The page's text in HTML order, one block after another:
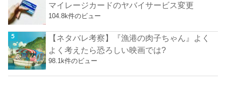
マイレージカードのヤバイサービス変更
104.8k件のビュー
【ネタバレ考察】『漁港の肉子ちゃん』よく
よく考えたら恐ろしい映画では?
98.1k件のビュー